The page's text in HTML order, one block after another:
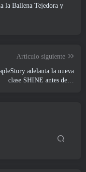
la Ballena Tejedora y
Artículo siguiente
adelanta la nueva
clase SHINE antes de la